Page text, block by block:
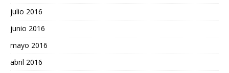
julio 2016
junio 2016
mayo 2016
abril 2016